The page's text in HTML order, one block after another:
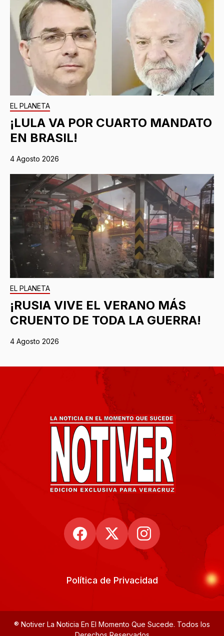
EL PLANETA
¡LULA VA POR CUARTO MANDATO
EN BRASIL!
4 Agosto 2026
EL PLANETA
¡RUSIA VIVE EL VERANO MÁS
CRUENTO DE TODA LA GUERRA!
4 Agosto 2026
Política de Privacidad
® Notiver La Noticia En El Momento Que Sucede. Todos los